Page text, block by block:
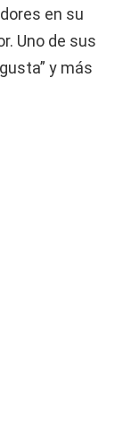
en su
Uno de sus
y más